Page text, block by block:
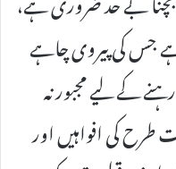
جس کی پیروی چاہے
کے لیے مجبور نہ
کی افواہیں اور